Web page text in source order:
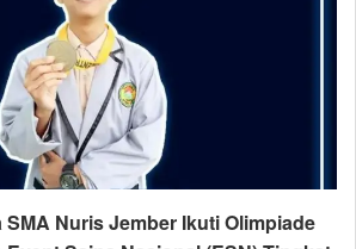
SMA Nuris Jember Ikuti Olimpiade